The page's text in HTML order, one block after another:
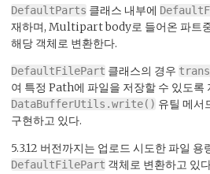
DefaultParts 클래스 내부에
재하며, Multipart body로 들어온 파트
해당 객체로 변환한다.
DefaultFilePart 클래스의 경우
여 특정 Path에 파일을 저장할 수 있도록
DataBufferUtils.write() 유틸 메서
구현하고 있다.
5.3.12 버전까지는 업로드 시도한 파일 용
DefaultFilePart 객체로 변환하고 있